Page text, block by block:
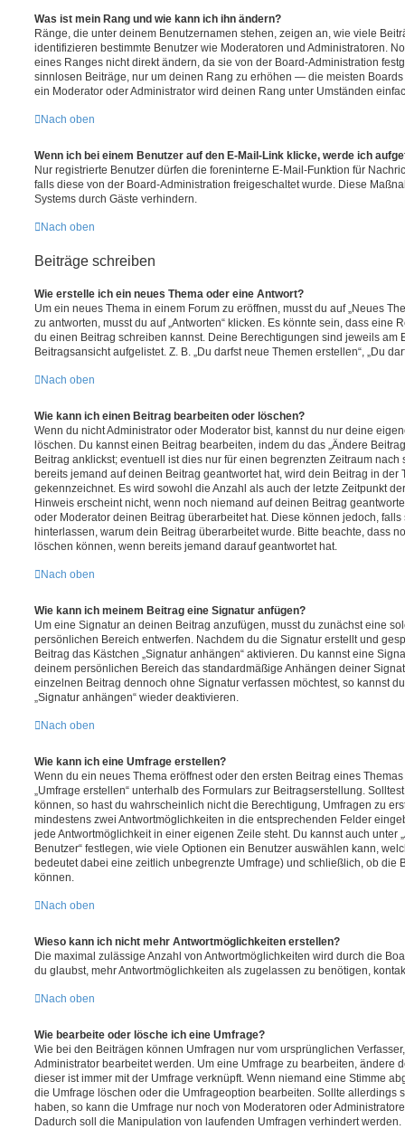
Was ist mein Rang und wie kann ich ihn ändern?
Ränge, die unter deinem Benutzernamen stehen, zeigen an, wie viele
identifizieren bestimmte Benutzer wie Moderatoren und Administratoren.
eines Ranges nicht direkt ändern, da sie von der Board-Administration
sinnlosen Beiträge, nur um deinen Rang zu erhöhen — die meisten
ein Moderator oder Administrator wird deinen Rang unter Umständen
Nach oben
Wenn ich bei einem Benutzer auf den E-Mail-Link klicke, werde ich
Nur registrierte Benutzer dürfen die foreninterne E-Mail-Funktion für
falls diese von der Board-Administration freigeschaltet wurde. Diese
Systems durch Gäste verhindern.
Nach oben
Beiträge schreiben
Wie erstelle ich ein neues Thema oder eine Antwort?
Um ein neues Thema in einem Forum zu eröffnen, musst du auf „Neues
zu antworten, musst du auf „Antworten“ klicken. Es könnte sein, dass eine
du einen Beitrag schreiben kannst. Deine Berechtigungen sind jeweils am
Beitragsansicht aufgelistet. Z. B. „Du darfst neue Themen erstellen“, „Du
Nach oben
Wie kann ich einen Beitrag bearbeiten oder löschen?
Wenn du nicht Administrator oder Moderator bist, kannst du nur deine
löschen. Du kannst einen Beitrag bearbeiten, indem du das „Ändere
Beitrag anklickst; eventuell ist dies nur für einen begrenzten Zeitraum
bereits jemand auf deinen Beitrag geantwortet hat, wird dein Beitrag in der
gekennzeichnet. Es wird sowohl die Anzahl als auch der letzte Zeitpunkt
Hinweis erscheint nicht, wenn noch niemand auf deinen Beitrag
oder Moderator deinen Beitrag überarbeitet hat. Diese können jedoch,
hinterlassen, warum dein Beitrag überarbeitet wurde. Bitte beachte, dass
löschen können, wenn bereits jemand darauf geantwortet hat.
Nach oben
Wie kann ich meinem Beitrag eine Signatur anfügen?
Um eine Signatur an deinen Beitrag anzufügen, musst du zunächst eine
persönlichen Bereich entwerfen. Nachdem du die Signatur erstellt und
Beitrag das Kästchen „Signatur anhängen“ aktivieren. Du kannst eine
deinem persönlichen Bereich das standardmäßige Anhängen deiner
einzelnen Beitrag dennoch ohne Signatur verfassen möchtest, so kannst
„Signatur anhängen“ wieder deaktivieren.
Nach oben
Wie kann ich eine Umfrage erstellen?
Wenn du ein neues Thema eröffnest oder den ersten Beitrag eines
„Umfrage erstellen“ unterhalb des Formulars zur Beitragserstellung.
können, so hast du wahrscheinlich nicht die Berechtigung, Umfragen zu
mindestens zwei Antwortmöglichkeiten in die entsprechenden Felder
jede Antwortmöglichkeit in einer eigenen Zeile steht. Du kannst auch unter
Benutzer“ festlegen, wie viele Optionen ein Benutzer auswählen kann,
bedeutet dabei eine zeitlich unbegrenzte Umfrage) und schließlich, ob die
können.
Nach oben
Wieso kann ich nicht mehr Antwortmöglichkeiten erstellen?
Die maximal zulässige Anzahl von Antwortmöglichkeiten wird durch die
du glaubst, mehr Antwortmöglichkeiten als zugelassen zu benötigen,
Nach oben
Wie bearbeite oder lösche ich eine Umfrage?
Wie bei den Beiträgen können Umfragen nur vom ursprünglichen
Administrator bearbeitet werden. Um eine Umfrage zu bearbeiten, ändere
dieser ist immer mit der Umfrage verknüpft. Wenn niemand eine Stimme
die Umfrage löschen oder die Umfrageoption bearbeiten. Sollte allerdings
haben, so kann die Umfrage nur noch von Moderatoren oder
Dadurch soll die Manipulation von laufenden Umfragen verhindert werden.